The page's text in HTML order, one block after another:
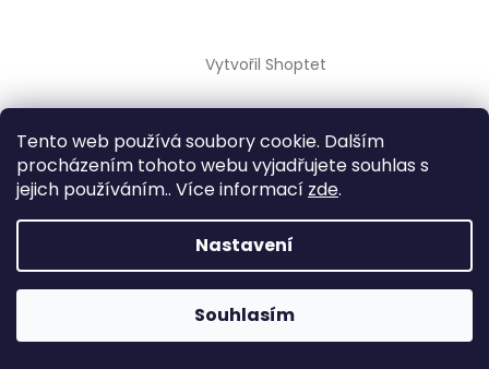
Tento web používá soubory cookie. Dalším
procházením tohoto webu vyjadřujete souhlas s
jejich používáním.. Více informací zde.
Nastavení
Souhlasím
Vytvořil Shoptet
Copyright 2026Oxybul.cz . Všechna práva vyhrazena.